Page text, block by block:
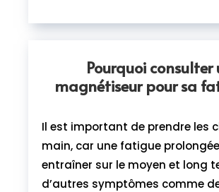
Pourquoi consulter
magnétiseur pour sa
Il est important de prendre les
main, car une fatigue
entraîner sur le moyen et long
d’autres symptômes comme